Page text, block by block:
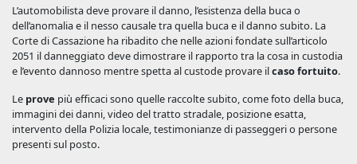
L’automobilista deve provare il danno, l’esistenza della buca o
dell’anomalia e il nesso causale tra quella buca e il danno subito. La
Corte di Cassazione ha ribadito che nelle azioni fondate sull’articolo
2051 il danneggiato deve dimostrare il rapporto tra la cosa in custodia
e l’evento dannoso mentre spetta al custode provare ilcaso fortuito.
Le prove più efficaci sono quelle raccolte subito, come foto della buca,
immagini dei danni, video del tratto stradale, posizione esatta,
intervento della Polizia locale, testimonianze di passeggeri o persone
presenti sul posto.